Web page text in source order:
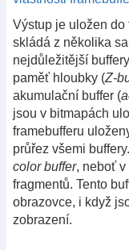
Výstup je uložen do
skládá z několika
nejdůležitější
paměť hloubky (Z-
akumulační buffer (
jsou v bitmapách
framebufferu
průřez všemi
color buffer, neboť v
fragmentů. Tento
obrazovce, i když
zobrazení.